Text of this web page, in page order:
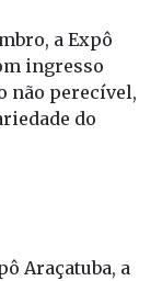
Araçatuba, a
visando ao
dos